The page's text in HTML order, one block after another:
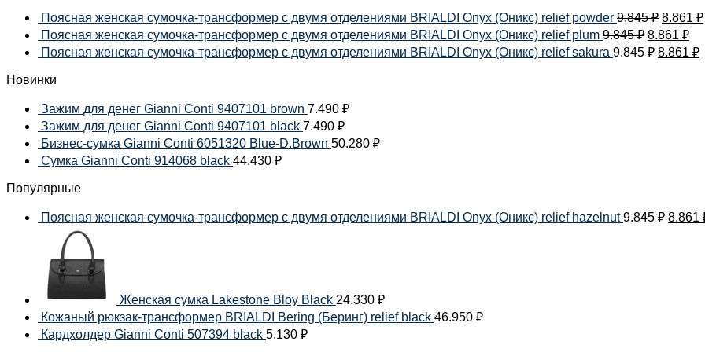
Поясная женская сумочка-трансформер с двумя отделениями BRIALDI Onyx (Оникс) relief powder 9.845₽ 8.861 ₽
Поясная женская сумочка-трансформер с двумя отделениями BRIALDI Onyx (Оникс) relief plum 9.845₽ 8.861 ₽
Поясная женская сумочка-трансформер с двумя отделениями BRIALDI Onyx (Оникс) relief sakura 9.845₽ 8.861 ₽
Новинки
Зажим для денег Gianni Conti 9407101 brown 7.490 ₽
Зажим для денег Gianni Conti 9407101 black 7.490 ₽
Бизнес-сумка Gianni Conti 6051320 Blue-D.Brown 50.280 ₽
Сумка Gianni Conti 914068 black 44.430 ₽
Популярные
Поясная женская сумочка-трансформер с двумя отделениями BRIALDI Onyx (Оникс) relief hazelnut 9.845₽ 8.861
Женская сумка Lakestone Bloy Black 24.330 ₽
Кожаный рюкзак-трансформер BRIALDI Bering (Беринг) relief black 46.950 ₽
Кардхолдер Gianni Conti 507394 black 5.130 ₽